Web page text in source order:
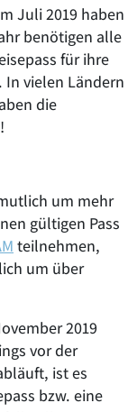
Juli 2019 haben
benötigen alle
für ihre
In vielen Ländern
die
um mehr
gültigen Pass
teilnehmen,
um über
2019
vor der
ist es
bzw. eine